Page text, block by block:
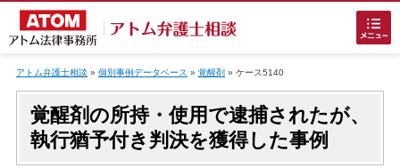
アトム弁護士相談 » 個別事例データベース » 覚醒剤 » ケース5140
覚醒剤の所持・使用で逮捕されたが、
執行猶予付き判決を獲得した事例